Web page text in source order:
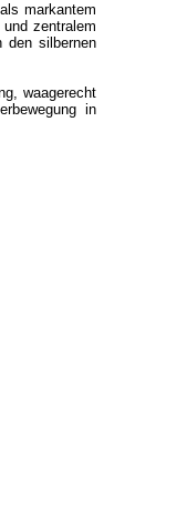
markantem
zentralem
den silbernen
waagerecht
in